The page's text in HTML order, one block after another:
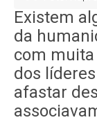
Existem
da
com
dos
afastar